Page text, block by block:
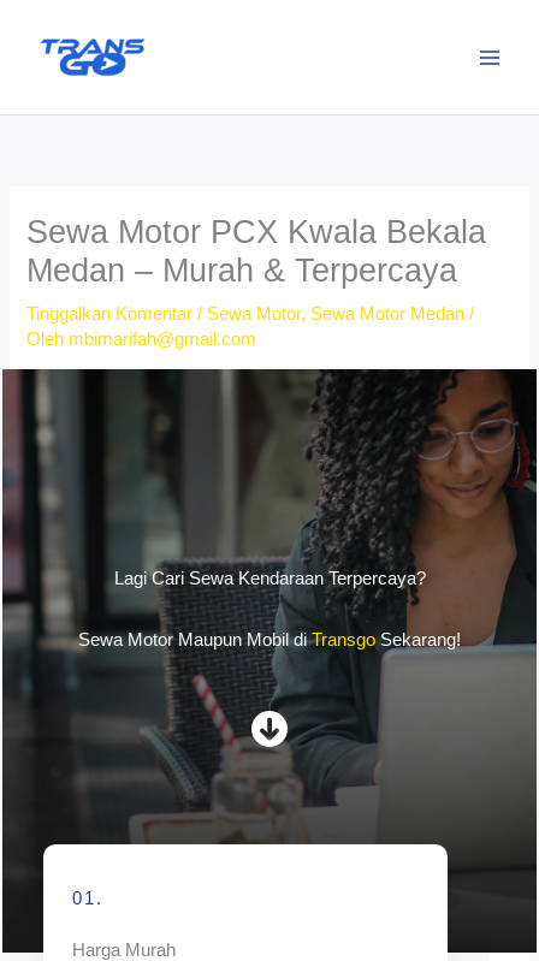
Sewa Motor PCX Kwala Bekala
Medan – Murah & Terpercaya
Tinggalkan Komentar / Sewa Motor, Sewa Motor Medan /
Oleh mbimarifah@gmail.com
Lagi Cari Sewa Kendaraan Terpercaya?
Sewa Motor Maupun Mobil diTransgo Sekarang!
01.
Harga Murah